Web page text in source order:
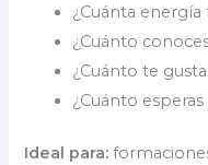
¿Cuánta energía
¿Cuánto
¿Cuánto te
¿Cuánto
Ideal para: